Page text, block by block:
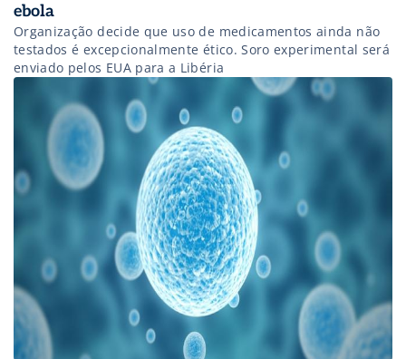
ebola
Organização decide que uso de medicamentos ainda não
testados é excepcionalmente ético. Soro experimental será
enviado pelos EUA para a Libéria